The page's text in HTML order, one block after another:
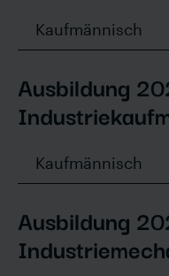
Kaufmännisch
Ausbildung
Kaufmännisch
Ausbildung